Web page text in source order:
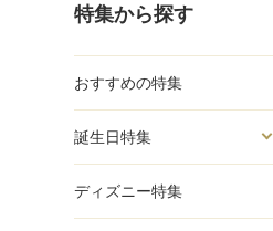
特集から探す
おすすめの特集
誕生日特集
ディズニー特集